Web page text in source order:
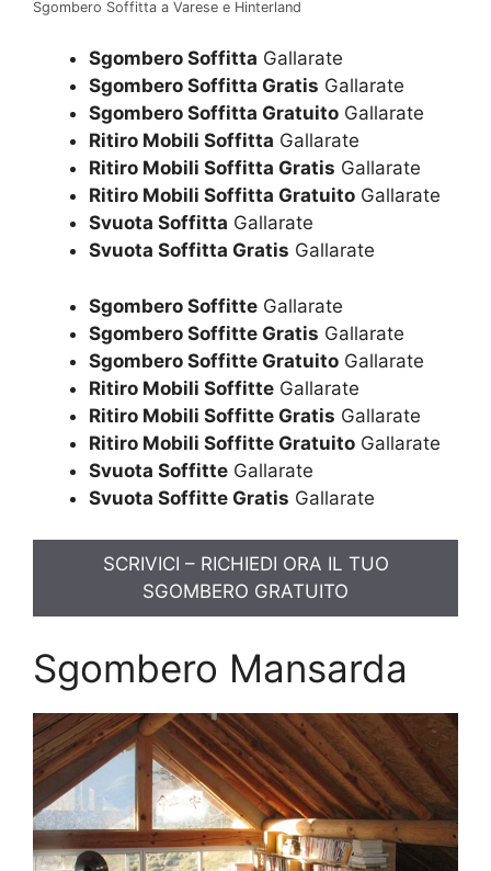
Sgombero Soffitta a Varese e Hinterland
Sgombero Soffitta Gallarate
Sgombero Soffitta Gratis Gallarate
Sgombero Soffitta Gratuito Gallarate
Ritiro Mobili Soffitta Gallarate
Ritiro Mobili Soffitta Gratis Gallarate
Ritiro Mobili Soffitta Gratuito Gallarate
Svuota Soffitta Gallarate
Svuota Soffitta Gratis Gallarate
Sgombero Soffitte Gallarate
Sgombero Soffitte Gratis Gallarate
Sgombero Soffitte Gratuito Gallarate
Ritiro Mobili Soffitte Gallarate
Ritiro Mobili Soffitte Gratis Gallarate
Ritiro Mobili Soffitte Gratuito Gallarate
Svuota Soffitte Gallarate
Svuota Soffitte Gratis Gallarate
SCRIVICI – RICHIEDI ORA IL TUO
SGOMBERO GRATUITO
Sgombero Mansarda